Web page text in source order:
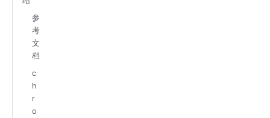
参
考
文
档
c
h
r
o